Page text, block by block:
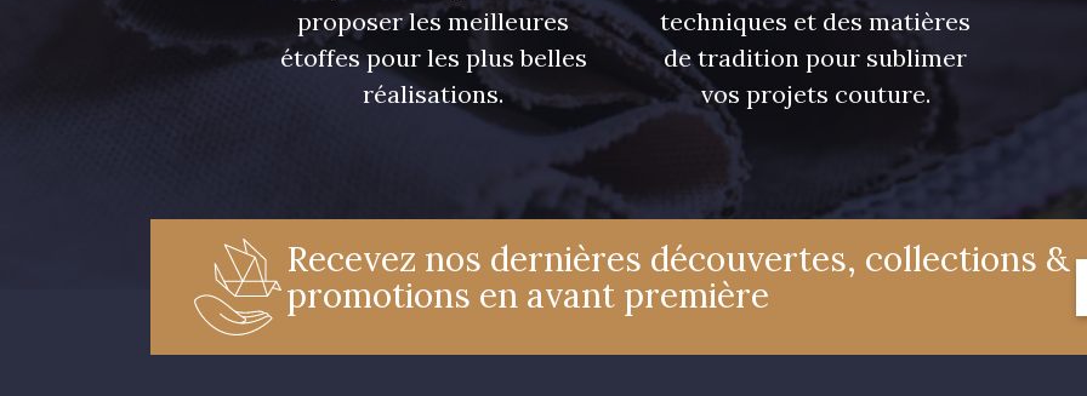
proposer les meilleures
étoffes pour les plus belles
réalisations.
techniques et des matières
de tradition pour sublimer
vos projets couture.
Recevez nos dernières découvertes, collections &
promotions en avant première